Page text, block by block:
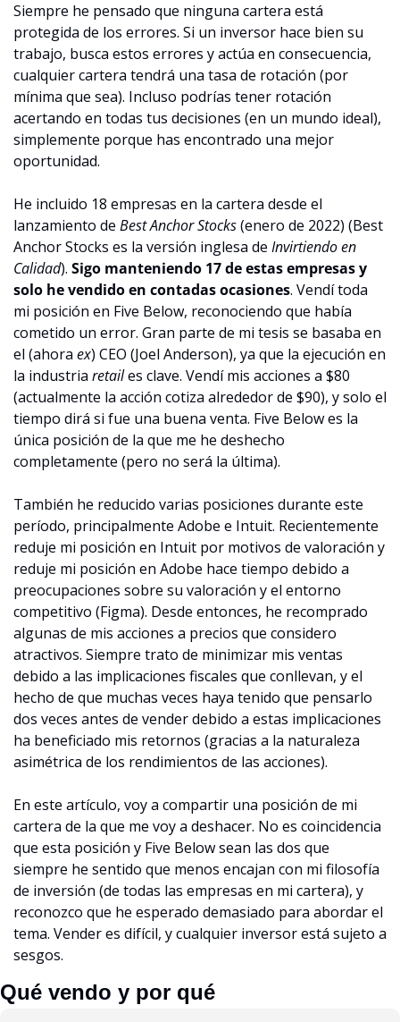
Siempre he pensado que ninguna cartera está
protegida de los errores. Si un inversor hace bien su
trabajo, busca estos errores y actúa en consecuencia,
cualquier cartera tendrá una tasa de rotación (por
mínima que sea). Incluso podrías tener rotación
acertando en todas tus decisiones (en un mundo ideal),
simplemente porque has encontrado una mejor
oportunidad.
He incluido 18 empresas en la cartera desde el
lanzamiento de Best Anchor Stocks (enero de 2022) (Best
Anchor Stocks es la versión inglesa de Invirtiendo en
Calidad). Sigo manteniendo 17 de estas empresas y
solo he vendido en contadas ocasiones. Vendí toda
mi posición en Five Below, reconociendo que había
cometido un error. Gran parte de mi tesis se basaba en
el (ahora ex) CEO (Joel Anderson), ya que la ejecución en
la industria retail es clave. Vendí mis acciones a $80
(actualmente la acción cotiza alrededor de $90), y solo el
tiempo dirá si fue una buena venta. Five Below es la
única posición de la que me he deshecho
completamente (pero no será la última).
También he reducido varias posiciones durante este
período, principalmente Adobe e Intuit. Recientemente
reduje mi posición en Intuit por motivos de valoración y
reduje mi posición en Adobe hace tiempo debido a
preocupaciones sobre su valoración y el entorno
competitivo (Figma). Desde entonces, he recomprado
algunas de mis acciones a precios que considero
atractivos. Siempre trato de minimizar mis ventas
debido a las implicaciones fiscales que conllevan, y el
hecho de que muchas veces haya tenido que pensarlo
dos veces antes de vender debido a estas implicaciones
ha beneficiado mis retornos (gracias a la naturaleza
asimétrica de los rendimientos de las acciones).
En este artículo, voy a compartir una posición de mi
cartera de la que me voy a deshacer. No es coincidencia
que esta posición y Five Below sean las dos que
siempre he sentido que menos encajan con mi filosofía
de inversión (de todas las empresas en mi cartera), y
reconozco que he esperado demasiado para abordar el
tema. Vender es difícil, y cualquier inversor está sujeto a
sesgos.
Qué vendo y por qué